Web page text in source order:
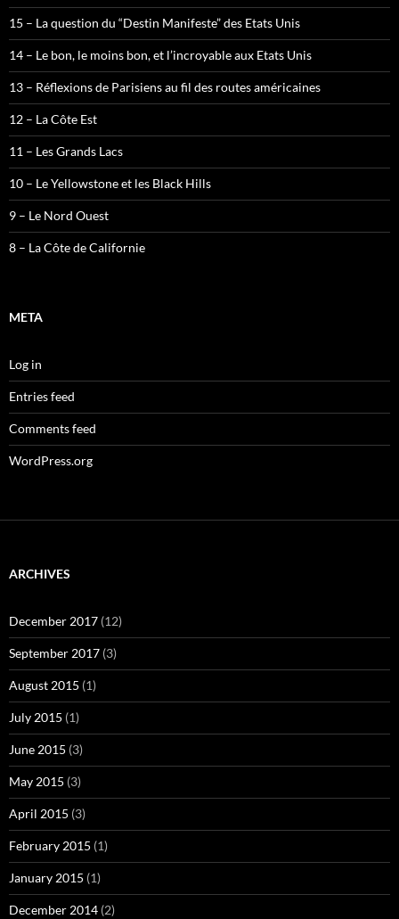
15 – La question du “Destin Manifeste” des Etats Unis
14 – Le bon, le moins bon, et l’incroyable aux Etats Unis
13 – Réflexions de Parisiens au fil des routes américaines
12 – La Côte Est
11 – Les Grands Lacs
10 – Le Yellowstone et les Black Hills
9 – Le Nord Ouest
8 – La Côte de Californie
META
Log in
Entries feed
Comments feed
WordPress.org
ARCHIVES
December 2017 (12)
September 2017 (3)
August 2015 (1)
July 2015 (1)
June 2015 (3)
May 2015 (3)
April 2015 (3)
February 2015 (1)
January 2015 (1)
December 2014 (2)